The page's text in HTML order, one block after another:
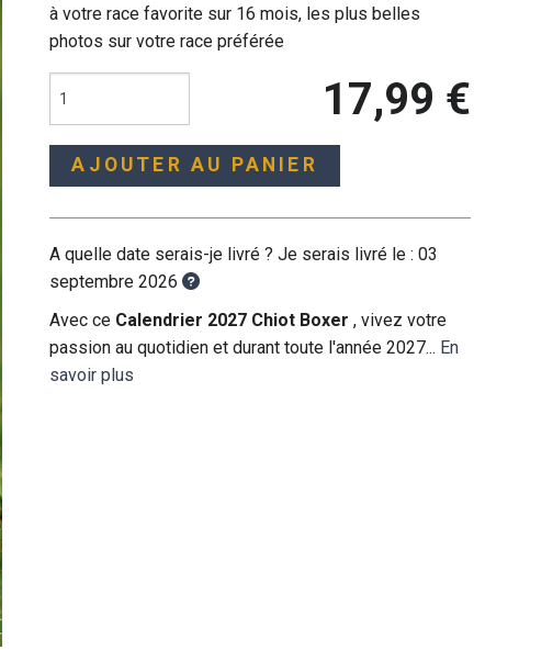
à votre race favorite sur 16 mois, les plus belles
photos sur votre race préférée
17,99 €
AJOUTER AU PANIER
A quelle date serais-je livré ? Je serais livré le :03
septembre 2026
Avec ce Calendrier 2027 Chiot Boxer, vivez votre
passion au quotidien et durant toute l'année 2027... En
savoir plus